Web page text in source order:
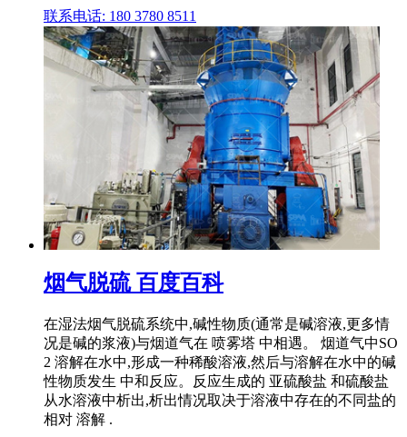
联系电话: 180 3780 8511
烟气脱硫 百度百科
在湿法烟气脱硫系统中,碱性物质(通常是碱溶液,更多情
况是碱的浆液)与烟道气在 喷雾塔 中相遇。 烟道气中SO
2 溶解在水中,形成一种稀酸溶液,然后与溶解在水中的碱
性物质发生 中和反应。反应生成的 亚硫酸盐 和硫酸盐
从水溶液中析出,析出情况取决于溶液中存在的不同盐的
相对 溶解 .